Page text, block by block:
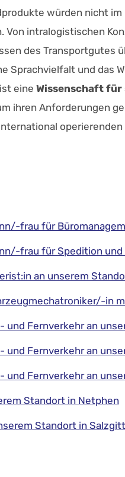
würden nicht im
Von intralogistischen
des Transportgutes
Sprachvielfalt und das
eine Wissenschaft für
ihren Anforderungen
frau für
frau für Spedition
an unserem
in
Fernverkehr an
Fernverkehr an
Fernverkehr an
Standort in Netphen
Standort in